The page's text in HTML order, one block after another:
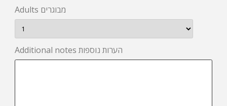
Adults מבוגרים
Additional notes הערות נוספות